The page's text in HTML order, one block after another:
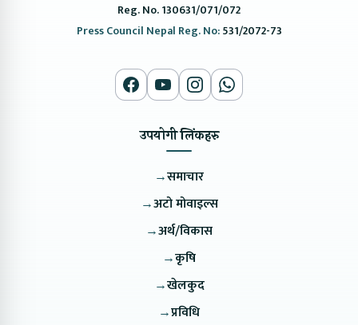
Reg. No. 130631/071/072
Press Council Nepal Reg. No:531/2072-73
उपयोगी लिंकहरु
→समाचार
→अटो मोवाइल्स
→अर्थ/विकास
→कृषि
→खेलकुद
→प्रविधि